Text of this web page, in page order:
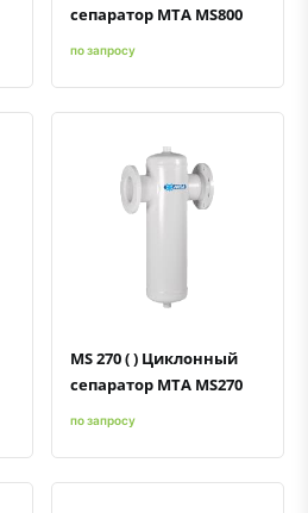
сепаратор MTA MS800
по запросу
MS 270 ( ) Циклонный
сепаратор MTA MS270
по запросу